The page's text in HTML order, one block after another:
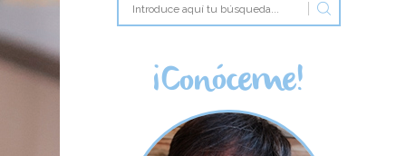
¡Conóceme!